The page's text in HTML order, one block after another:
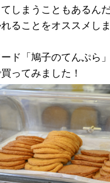
しまうこともあるん
ることをオススメしま
ド「鳩子のてんぷら
ってみました！